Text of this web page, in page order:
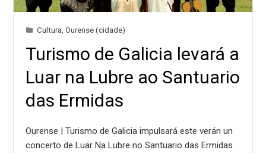
Cultura ,Ourense (cidade)
Turismo de Galicia levará a
Luar na Lubre ao Santuario
das Ermidas
Ourense | Turismo de Galicia impulsará este verán un
concerto de Luar Na Lubre no Santuario das Ermidas